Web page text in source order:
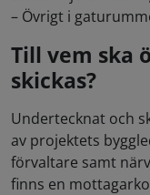
– Övrigt i
Till vem ska
skickas?
Undertecknat och
av projektets
förvaltare samt
finns en